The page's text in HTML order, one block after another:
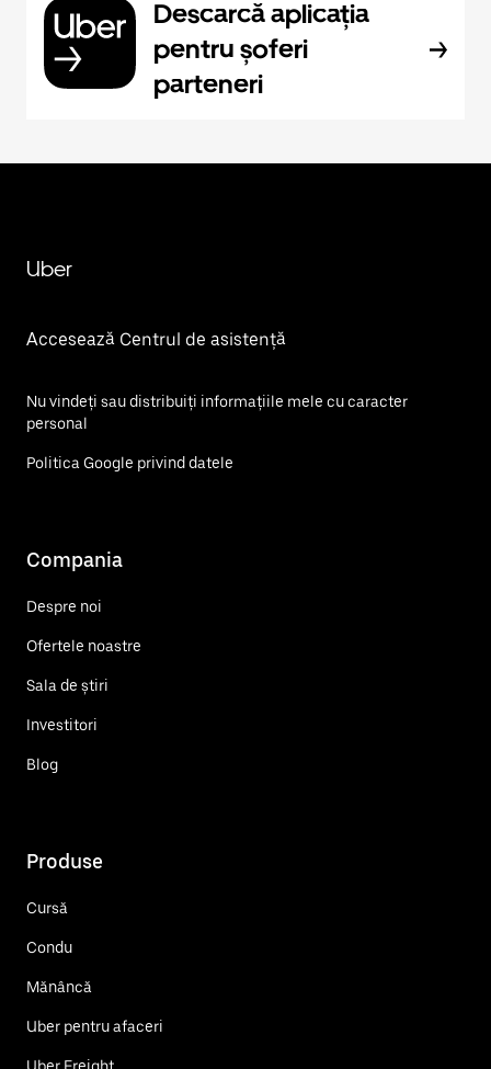
Descarcă aplicația
pentru șoferi
parteneri
Uber
Accesează Centrul de asistență
Nu vindeți sau distribuiți informațiile mele cu caracter
personal
Politica Google privind datele
Compania
Despre noi
Ofertele noastre
Sala de știri
Investitori
Blog
Produse
Cursă
Condu
Mănâncă
Uber pentru afaceri